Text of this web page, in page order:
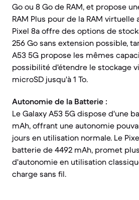
Go ou 8 Go de RAM, et propose
RAM Plus pour de la RAM virtuelle
Pixel 8a offre des options de
256 Go sans extension possible,
A53 5G propose les mêmes
possibilité d'étendre le stockage
microSD jusqu'à 1 To.
Autonomie de la Batterie :
Le Galaxy A53 5G dispose d'une
mAh, offrant une autonomie
jours en utilisation normale. Le
batterie de 4492 mAh, promet
d'autonomie en utilisation
charge sans fil.